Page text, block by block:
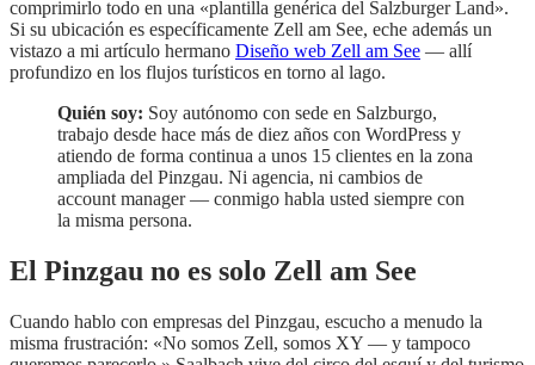
comprimirlo todo en una «plantilla genérica del Salzburger Land».
Si su ubicación es específicamente Zell am See, eche además un
vistazo a mi artículo hermano Diseño web Zell am See — allí
profundizo en los flujos turísticos en torno al lago.
Quién soy: Soy autónomo con sede en Salzburgo,
trabajo desde hace más de diez años con WordPress y
atiendo de forma continua a unos 15 clientes en la zona
ampliada del Pinzgau. Ni agencia, ni cambios de
account manager — conmigo habla usted siempre con
la misma persona.
El Pinzgau no es solo Zell am See
Cuando hablo con empresas del Pinzgau, escucho a menudo la
misma frustración: «No somos Zell, somos XY — y tampoco